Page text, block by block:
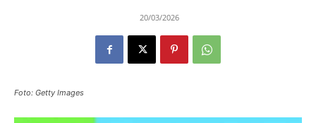
20/03/2026
Foto: Getty Images